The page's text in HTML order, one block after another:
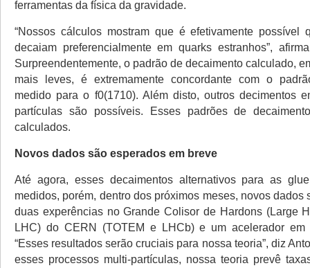
ferramentas da física da gravidade.
“Nossos cálculos mostram que é efetivamente possível
decaiam preferencialmente em quarks estranhos”,
Surpreendentemente, o padrão de decaimento calculado,
mais leves, é extremamente concordante com o
medido para o f0(1710). Além disto, outros decimentos
partículas são possíveis. Esses padrões de
calculados.
Novos dados são esperados em breve
Até agora, esses decaimentos alternativos para as
medidos, porém, dentro dos próximos meses, novos dados
duas experências no Grande Colisor de Hardons (Large
LHC) do CERN (TOTEM e LHCb) e um acelerador em
“Esses resultados serão cruciais para nossa teoria”, diz
esses processos multi-partículas, nossa teoria prevê